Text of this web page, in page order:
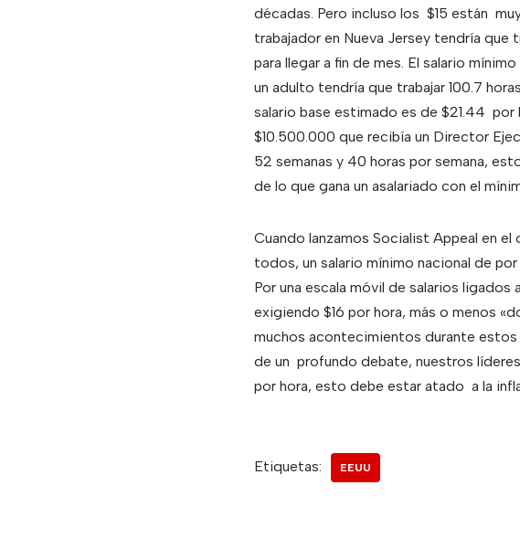
décadas. Pero incluso los $15 están
trabajador en Nueva Jersey tendría que
para llegar a fin de mes. El salario
un adulto tendría que trabajar 100.7
salario base estimado es de $21.44
$10.500.000 que recibía un Director
52 semanas y 40 horas por semana,
de lo que gana un asalariado con el
Cuando lanzamos Socialist Appeal en
todos, un salario mínimo nacional de
Por una escala móvil de salarios
exigiendo $16 por hora, más o menos
muchos acontecimientos durante
de un profundo debate, nuestros
por hora, esto debe estar atado a la
Etiquetas: EEUU